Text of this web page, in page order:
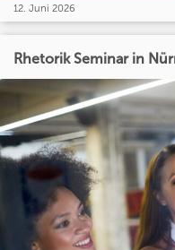
12. Juni 2026
Rhetorik Seminar in